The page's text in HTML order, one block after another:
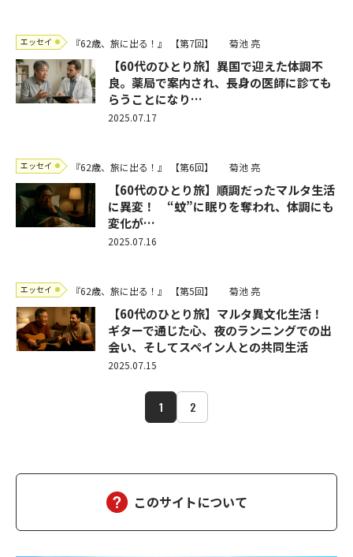
エッセイ 『62歳、旅に出る！』 【第7回】 菊池 亮
【60代のひとり旅】異国で迎えた体調不
良。薬局で案内され、長身の医師に診ても
らうことになり…
2025.07.17
エッセイ 『62歳、旅に出る！』 【第6回】 菊池 亮
【60代のひとり旅】順調だったマルタ生活
に異変！ “蚊”に眠りを奪われ、体調にも
変化が…
2025.07.16
エッセイ 『62歳、旅に出る！』 【第5回】 菊池 亮
【60代のひとり旅】マルタ異文化生活！
ギターで通じた心、夜のランニングでの出
会い、そしてスペイン人との共同生活
2025.07.15
1 2
このサイトについて